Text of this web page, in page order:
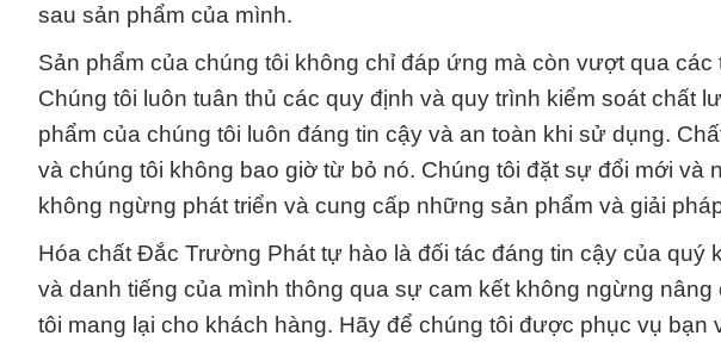
sau sản phẩm của mình.
Sản phẩm của chúng tôi không chỉ đáp ứng mà còn vượt qua
Chúng tôi luôn tuân thủ các quy định và quy trình kiểm soát chất
phẩm của chúng tôi luôn đáng tin cậy và an toàn khi sử dụng.
và chúng tôi không bao giờ từ bỏ nó. Chúng tôi đặt sự đổi mới và
không ngừng phát triển và cung cấp những sản phẩm và giải
Hóa chất Đắc Trường Phát tự hào là đối tác đáng tin cậy của quý
và danh tiếng của mình thông qua sự cam kết không ngừng
tôi mang lại cho khách hàng. Hãy để chúng tôi được phục vụ